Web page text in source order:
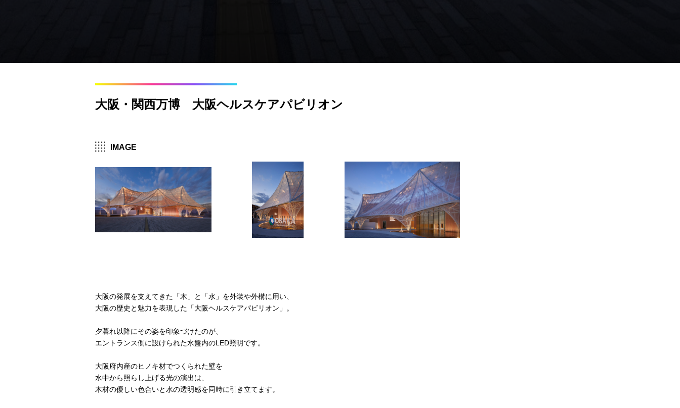
大阪・関西万博 大阪ヘルスケアパビリオン
IMAGE
大阪の発展を支えてきた「木」と「水」を外装や外構に用い、
大阪の歴史と魅力を表現した「大阪ヘルスケアパビリオン」。
夕暮れ以降にその姿を印象づけたのが、
エントランス側に設けられた水盤内のLED照明です。
大阪府内産のヒノキ材でつくられた壁を
水中から照らし上げる光の演出は、
木材の優しい色合いと水の透明感を同時に引き立てます。